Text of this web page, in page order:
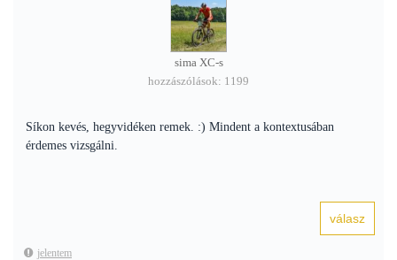
sima XC-s
hozzászólások: 1199
Síkon kevés, hegyvidéken remek. :) Mindent a kontextusában
érdemes vizsgálni.
jelentem